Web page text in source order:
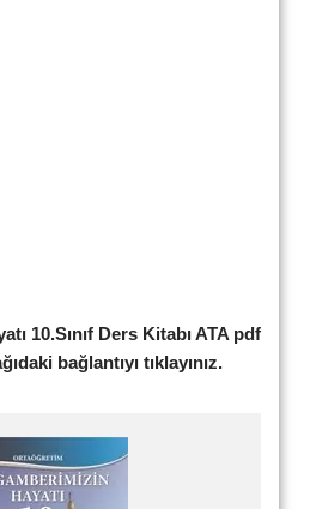
10.Sınıf Ders Kitabı ATA pdf
bağlantıyı tıklayınız.